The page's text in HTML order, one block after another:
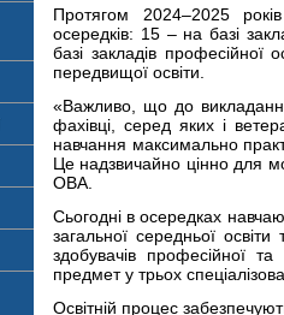
Протягом 2024–2025
осередків: 15 – на базі
базі закладів професійної
передвищої освіти.
«Важливо, що до
фахівці, серед яких і
навчання максимально
Це надзвичайно цінно для
ОВА.
Сьогодні в осередках
загальної середньої
здобувачів професійної
предмет у трьох
Освітній процес